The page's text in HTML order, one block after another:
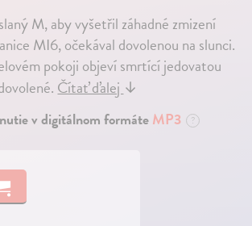
M, aby vyšetřil záhadné zmizení
MI6, očekával dovolenou na slunci.
pokoji objeví smrtící jedovatou
Čítať ďalej↓
v digitálnom formáteMP3 ?